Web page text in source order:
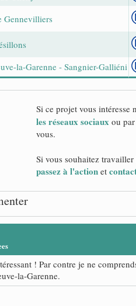
Gennevilliers
la-Garenne - Sangnier-Galliéni
Si ce projet vous intéresse
les réseaux sociaux ou par
vous.
Si vous souhaitez
passez à l'action et
! Par contre je ne
la-Garenne.